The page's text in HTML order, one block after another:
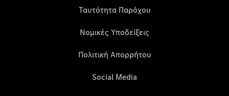
Ταυτότητα Παρόχου
Νομικές Υποδείξεις
Πολιτική Απορρήτου
Social Media